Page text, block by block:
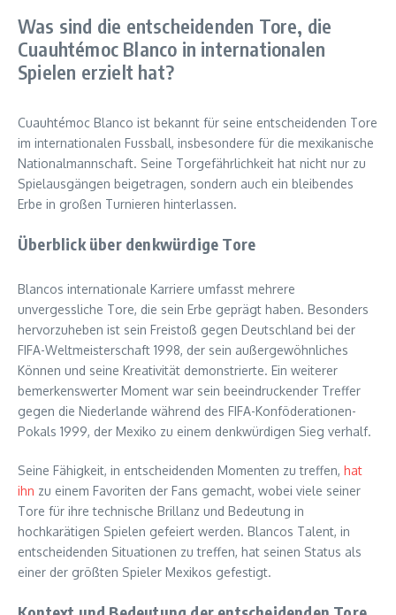
Was sind die entscheidenden Tore, die
Cuauhtémoc Blanco in internationalen
Spielen erzielt hat?
Cuauhtémoc Blanco ist bekannt für seine entscheidenden Tore
im internationalen Fussball, insbesondere für die mexikanische
Nationalmannschaft. Seine Torgefährlichkeit hat nicht nur zu
Spielausgängen beigetragen, sondern auch ein bleibendes
Erbe in großen Turnieren hinterlassen.
Überblick über denkwürdige Tore
Blancos internationale Karriere umfasst mehrere
unvergessliche Tore, die sein Erbe geprägt haben. Besonders
hervorzuheben ist sein Freistoß gegen Deutschland bei der
FIFA-Weltmeisterschaft 1998, der sein außergewöhnliches
Können und seine Kreativität demonstrierte. Ein weiterer
bemerkenswerter Moment war sein beeindruckender Treffer
gegen die Niederlande während des FIFA-Konföderationen-
Pokals 1999, der Mexiko zu einem denkwürdigen Sieg verhalf.
Seine Fähigkeit, in entscheidenden Momenten zu treffen, hat
ihn zu einem Favoriten der Fans gemacht, wobei viele seiner
Tore für ihre technische Brillanz und Bedeutung in
hochkarätigen Spielen gefeiert werden. Blancos Talent, in
entscheidenden Situationen zu treffen, hat seinen Status als
einer der größten Spieler Mexikos gefestigt.